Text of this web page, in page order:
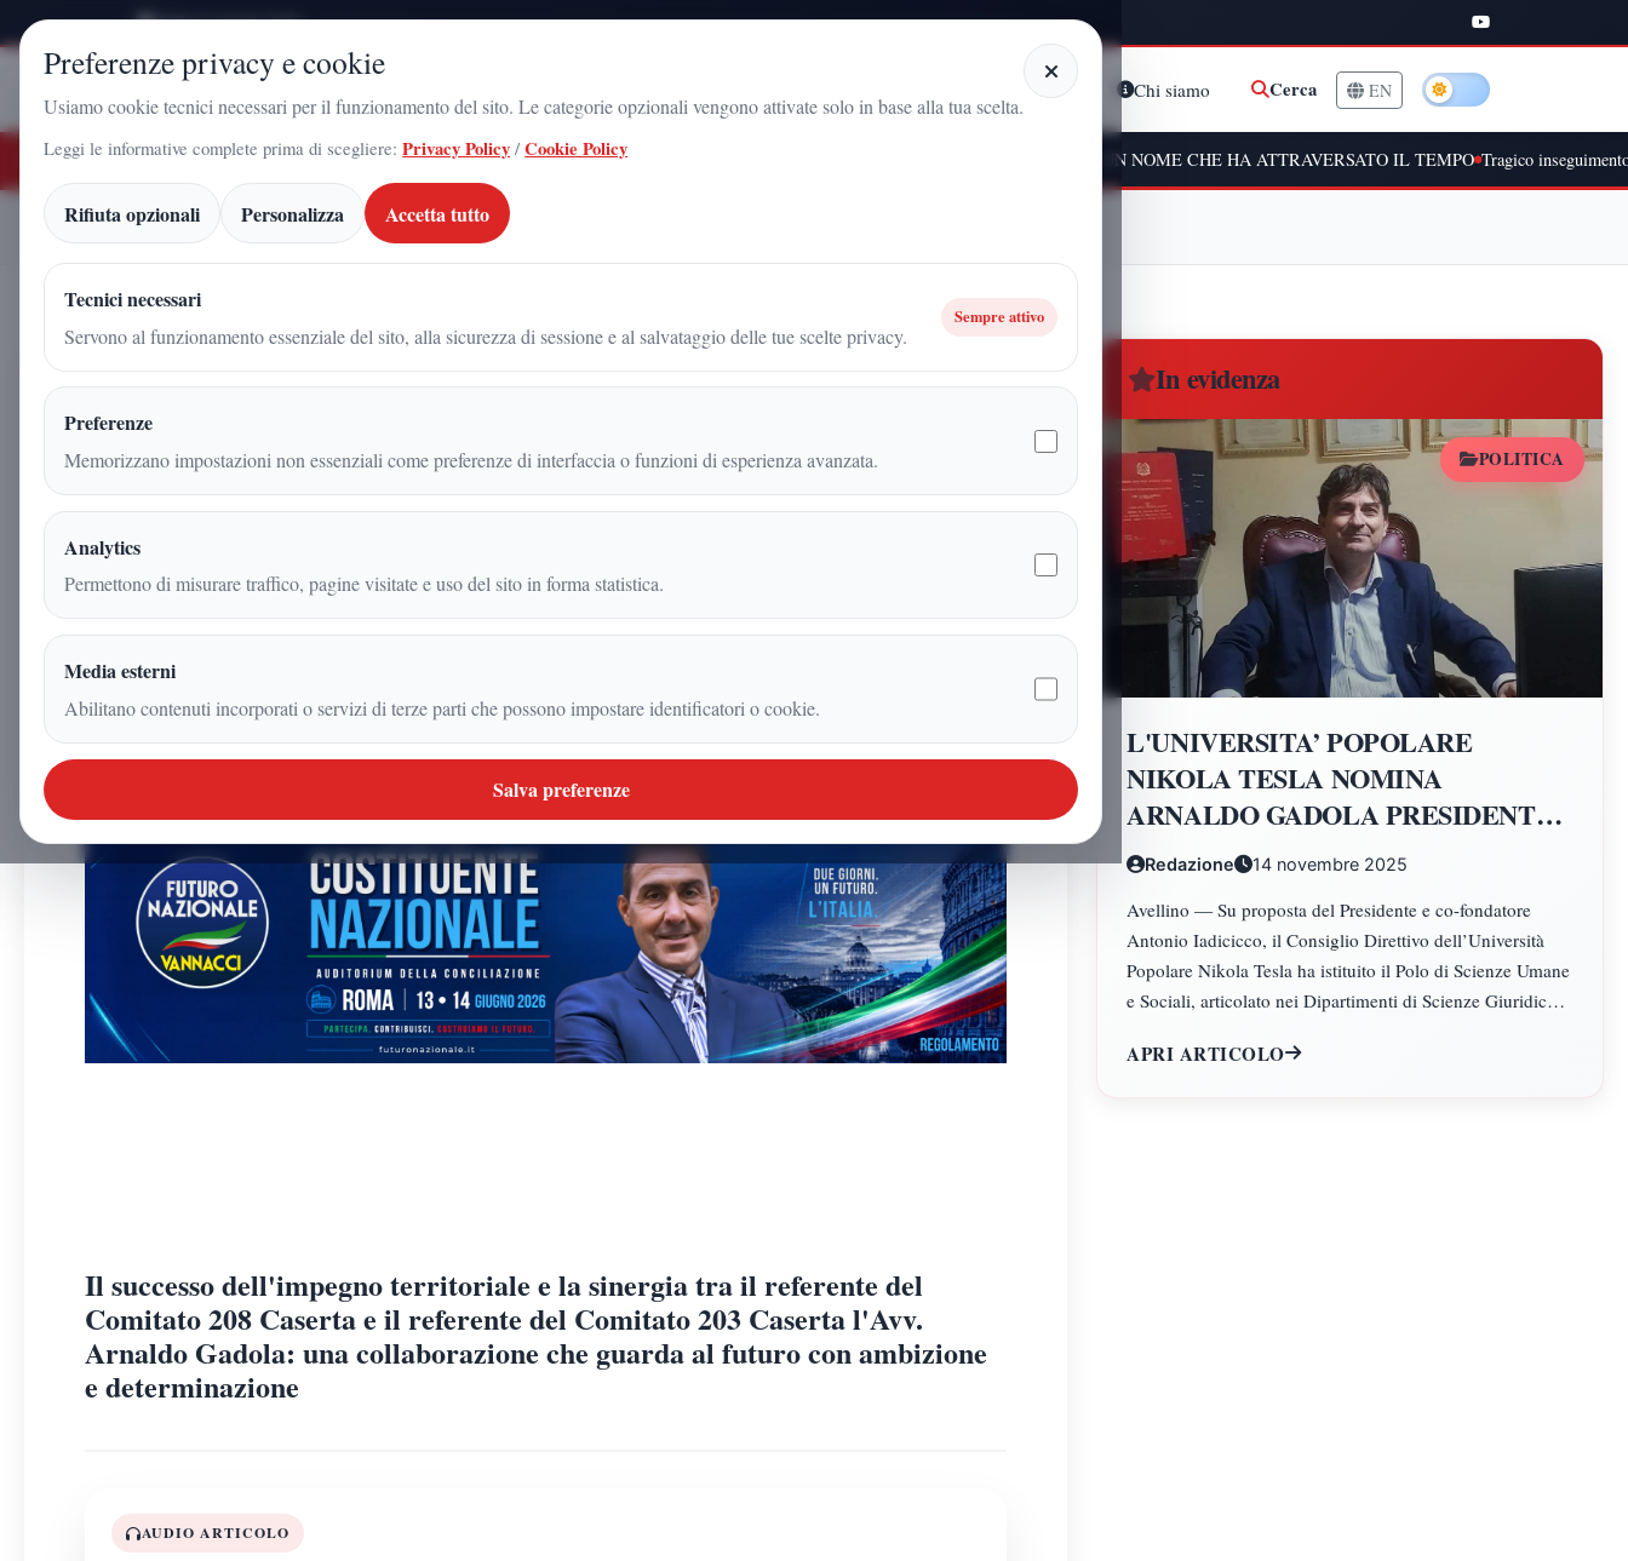
Sabato 8 Agosto 2026
StampaCampania Notiziario audio Chi siamo Cerca EN
ULTIME NOTIZIE
il volto di Futuro Nazionale a Caserta: l'uomo che sta costruendo il radicamento del movimento sul territorio ARNALDO GADOLA, UN NOME CHE HA ATTRAVERSATO IL TEMPO Tragico inseguimento a Peschiera
Home Articoli Comitati 208 e 203 Caserta, una squadra vincente per la crescita di Futuro Nazionale a Caserta
Comitati 208 e 203 Caserta, una squadra vincente per la
crescita di Futuro Nazionale a Caserta
Redazione
| 3min | Politica
Il successo dell'impegno territoriale e la sinergia tra il referente del
Comitato 208 Caserta e il referente del Comitato 203 Caserta l'Avv.
Arnaldo Gadola: una collaborazione che guarda al futuro con ambizione
e determinazione
AUDIO ARTICOLO
In evidenza
POLITICA
L'UNIVERSITA’ POPOLARE
NIKOLA TESLA NOMINA
ARNALDO GADOLA PRESIDENTE
E DIRETTORE DEI DIPARTIMENTI
DI SCIENZE GIURIDICHE,
ECONOMICHE, SCIENZE
POLITICHE, PSICOLOGIA,
SCIENZE UMANE, FILOSOFIA E
Redazione 14 novembre 2025
Avellino — Su proposta del Presidente e co-fondatore
Antonio Iadicicco, il Consiglio Direttivo dell’Università
Popolare Nikola Tesla ha istituito il Polo di Scienze Umane
e Sociali, articolato nei Dipartimenti di Scienze Giuridiche
Umane, Filosofia e Pedagogia.
APRI ARTICOLO
Preferenze privacy e cookie
Usiamo cookie tecnici necessari per il funzionamento del sito. Le categorie opzionali vengono attivate solo in base alla tua scelta.
Leggi le informative complete prima di scegliere: Privacy Policy /Cookie Policy
Rifiuta opzionali Personalizza Accetta tutto
Tecnici necessari
Servono al funzionamento essenziale del sito, alla sicurezza di sessione e al salvataggio delle tue scelte privacy.
Sempre attivo
Preferenze
Memorizzano impostazioni non essenziali come preferenze di interfaccia o funzioni di esperienza avanzata.
Analytics
Permettono di misurare traffico, pagine visitate e uso del sito in forma statistica.
Media esterni
Abilitano contenuti incorporati o servizi di terze parti che possono impostare identificatori o cookie.
Salva preferenze